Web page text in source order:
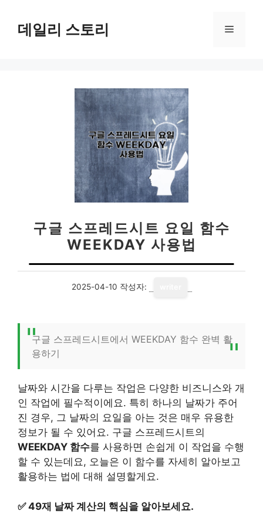
데일리 스토리 메
구글 스프레드시트 요일 함수
WEEKDAY 사용법
2025-04-10 작성자:
구글 스프레드시트에서 WEEKDAY 함수 완벽 활
용하기
날짜와 시간을 다루는 작업은 다양한 비즈니스와 개
인 작업에 필수적이에요. 특히 하나의 날짜가 주어
진 경우, 그 날짜의 요일을 아는 것은 매우 유용한
정보가 될 수 있어요. 구글 스프레드시트의
WEEKDAY 함수를 사용하면 손쉽게 이 작업을 수행
할 수 있는데요, 오늘은 이 함수를 자세히 알아보고
활용하는 법에 대해 설명할게요.
✅49재 날짜 계산의 핵심을 알아보세요.